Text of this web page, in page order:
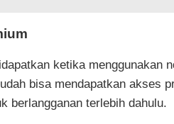
ketika menggunakan
bisa mendapatkan akses
berlangganan terlebih dahulu.